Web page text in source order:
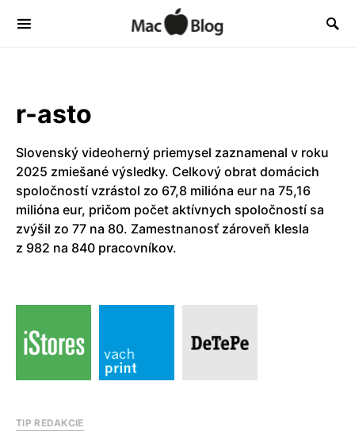
r-asto
Slovenský videoherný priemysel zaznamenal v roku
2025 zmiešané výsledky. Celkový obrat domácich
spoločností vzrástol zo 67,8 milióna eur na 75,16
milióna eur, pričom počet aktívnych spoločností sa
zvýšil zo 77 na 80. Zamestnanosť zároveň klesla
z 982 na 840 pracovníkov.
TIP REDAKCIE